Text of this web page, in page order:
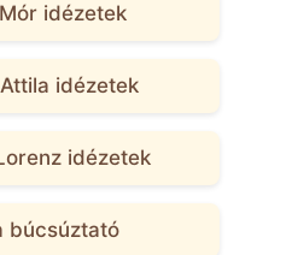
idézetek
idézetek
idézetek
búcsúztató